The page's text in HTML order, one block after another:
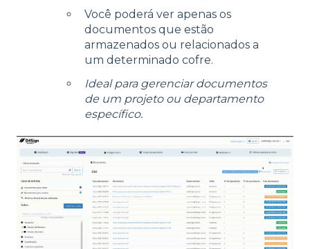
Você poderá ver apenas os
documentos que estão
armazenados ou relacionados a
um determinado cofre.
Ideal para gerenciar documentos
de um projeto ou departamento
específico.